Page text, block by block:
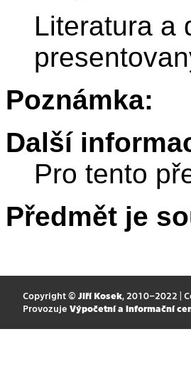
Literatura a
Poznámka:
Další
Pro tento
Předmět je
Copyright © Jiří Kosek, 2010–2022 |
Provozuje Výpočetní a informační